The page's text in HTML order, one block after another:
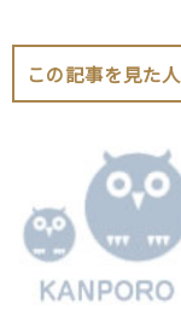
この記事を見た